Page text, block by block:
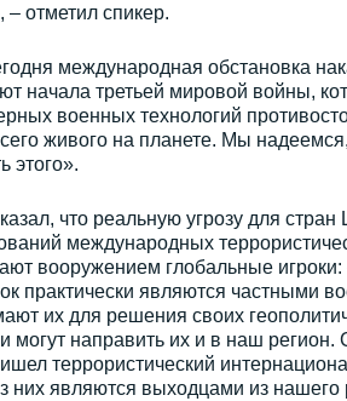
отметил спикер.
международная обстановка
начала третьей мировой войны,
военных технологий
живого на планете. Мы
этого».
что реальную угрозу для
международных
вооружением глобальные
практически являются частными
их для решения своих
могут направить их и в наш регион.
террористический
них являются выходцами из нашего